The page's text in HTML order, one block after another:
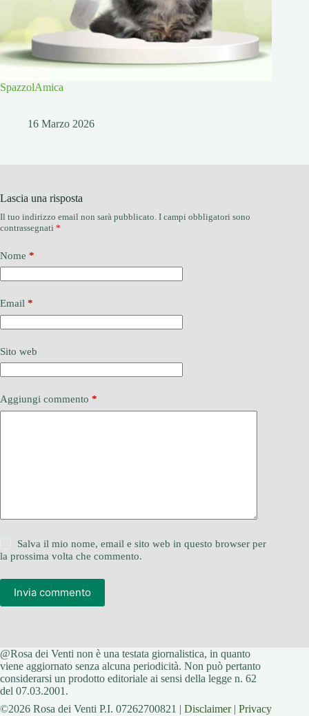
SpazzolAmica
16 Marzo 2026
Lascia una risposta
Il tuo indirizzo email non sarà pubblicato. I campi obbligatori sono
contrassegnati *
Nome *
Email *
Sito web
Aggiungi commento *
Salva il mio nome, email e sito web in questo browser per
la prossima volta che commento.
Invia commento
@Rosa dei Venti non è una testata giornalistica, in quanto
viene aggiornato senza alcuna periodicità. Non può pertanto
considerarsi un prodotto editoriale ai sensi della legge n. 62
del 07.03.2001.
©2026 Rosa dei Venti P.I. 07262700821 | Disclaimer| Privacy